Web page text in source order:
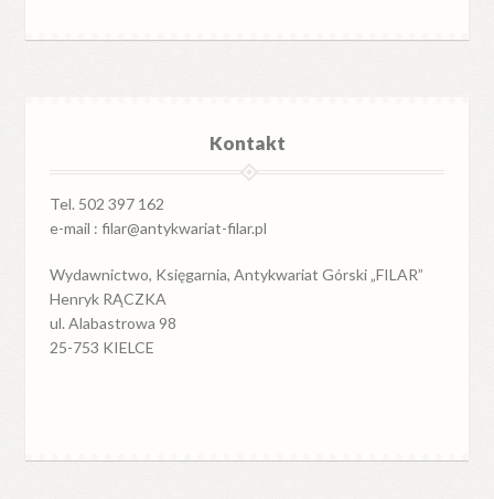
Kontakt
Tel. 502 397 162
e-mail : filar@antykwariat-filar.pl
Wydawnictwo, Księgarnia, Antykwariat Górski „FILAR”
Henryk RĄCZKA
ul. Alabastrowa 98
25-753 KIELCE